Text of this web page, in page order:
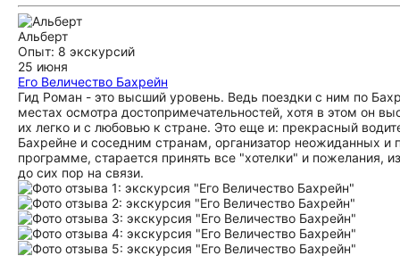
Альберт
Опыт: 8 экскурсий
25 июня
Его Величество Бахрейн
Гид Роман - это высший уровень. Ведь поездки с ним по
местах осмотра достопримечательностей, хотя в этом он
их легко и с любовью к стране. Это еще и: прекрасный
Бахрейне и соседним странам, организатор неожиданных
программе, старается принять все "хотелки" и пожелания,
до сих пор на связи.